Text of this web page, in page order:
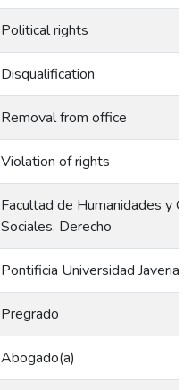
Political rights
Disqualification
Removal from office
Violation of rights
Facultad de Humanidades y
Sociales. Derecho
Pontificia Universidad
Pregrado
Abogado(a)